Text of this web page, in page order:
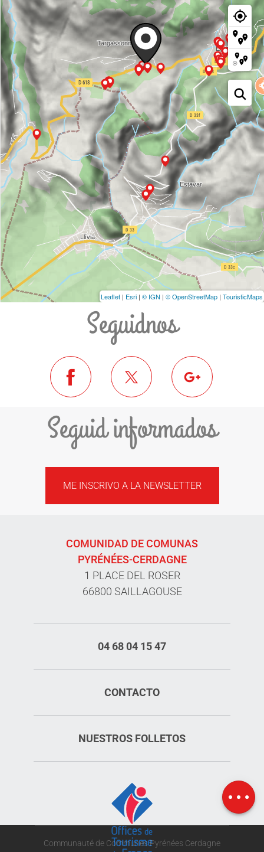
Mapa
Leaflet | Esri | © IGN | © OpenStreetMap | TouristicMaps
Seguidnos
Seguid informados
ME INSCRIVO A LA NEWSLETTER
COMUNIDAD DE COMUNAS
PYRÉNÉES-CERDAGNE
1 PLACE DEL ROSER
66800 SAILLAGOUSE
04 68 04 15 47
CONTACTO
NUESTROS FOLLETOS
Communauté de Communes Pyrénées Cerdagne